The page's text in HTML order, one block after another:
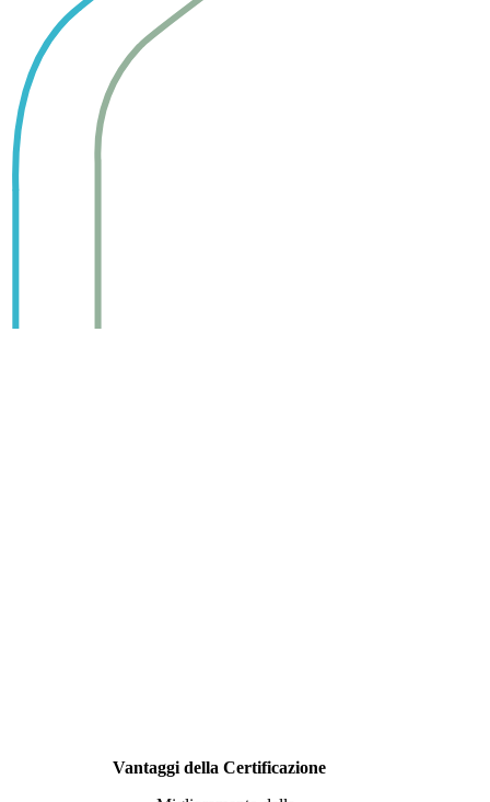
Vantaggi della Certificazione